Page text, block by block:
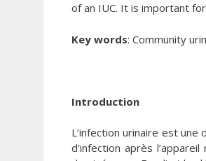
of an IUC. It is important
Key words: Community
Introduction
L’infection urinaire est
d’infection après